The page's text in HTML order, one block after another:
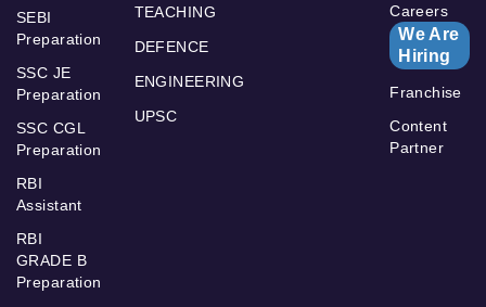
SEBI
Preparation
SSC JE
Preparation
SSC CGL
Preparation
RBI
Assistant
RBI
GRADE B
Preparation
TEACHING
DEFENCE
ENGINEERING
UPSC
Careers
We Are
Hiring
Franchise
Content
Partner